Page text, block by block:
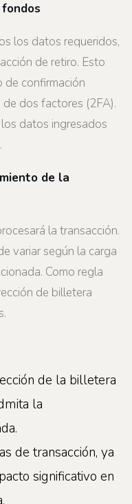
los datos requeridos,
de retiro. Esto
de confirmación
dos factores (2FA).
datos ingresados
de la
la transacción.
variar según la carga
Como regla
de billetera
de la billetera
la
de transacción, ya
significativo en